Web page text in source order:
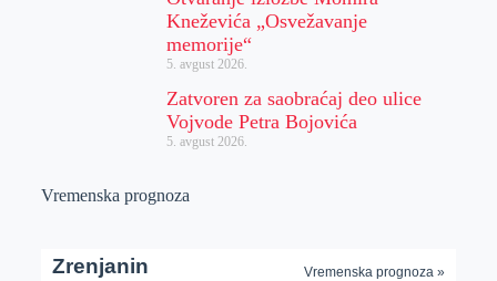
Kneževića „Osvežavanje
memorije“
5. avgust 2026.
Zatvoren za saobraćaj deo ulice
Vojvode Petra Bojovića
5. avgust 2026.
Vremenska prognoza